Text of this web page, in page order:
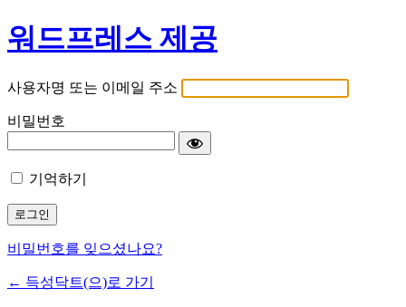
워드프레스 제공
사용자명 또는 이메일 주소
비밀번호
기억하기
비밀번호를 잊으셨나요?
← 득성닥트(으)로 가기